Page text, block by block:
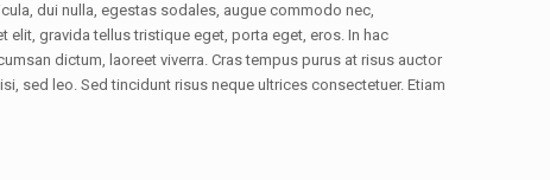
dui nulla, egestas sodales, augue commodo nec,
gravida tellus tristique eget, porta eget, eros. In hac
dictum, laoreet viverra. Cras tempus purus at risus auctor
sed leo. Sed tincidunt risus neque ultrices consectetuer. Etiam